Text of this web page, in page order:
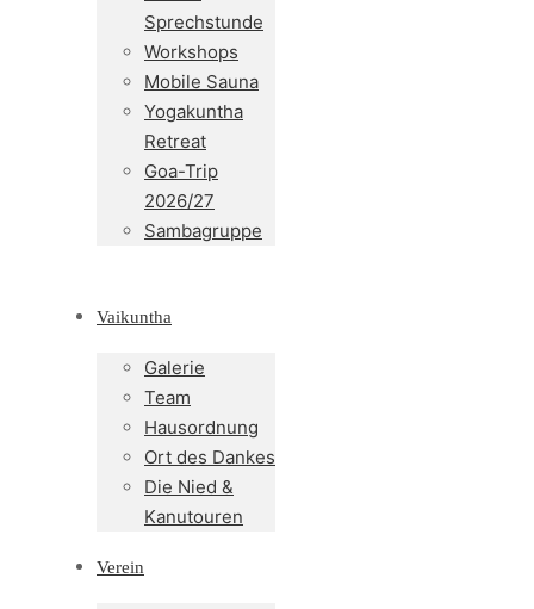
Sprechstunde
Workshops
Mobile Sauna
Yogakuntha
Retreat
Goa-Trip
2026/27
Sambagruppe
Vaikuntha
Galerie
Team
Hausordnung
Ort des Dankes
Die Nied &
Kanutouren
Verein